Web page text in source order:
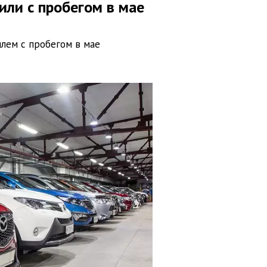
с пробегом в мае
с пробегом в мае